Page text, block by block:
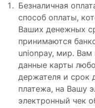
Безналичная
способ оплаты,
Ваших денежных
принимаются
unionpay, мир. Вам
данные карты
держателя и срок
платежа, на Вашу
электронный чек